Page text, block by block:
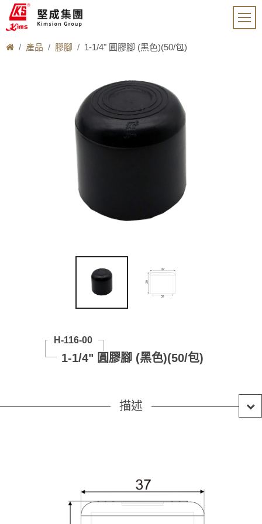
產品 膠腳 1-1/4" 圓膠腳 (黑色)(50/包)
H-116-00
1-1/4" 圓膠腳 (黑色)(50/包)
描述